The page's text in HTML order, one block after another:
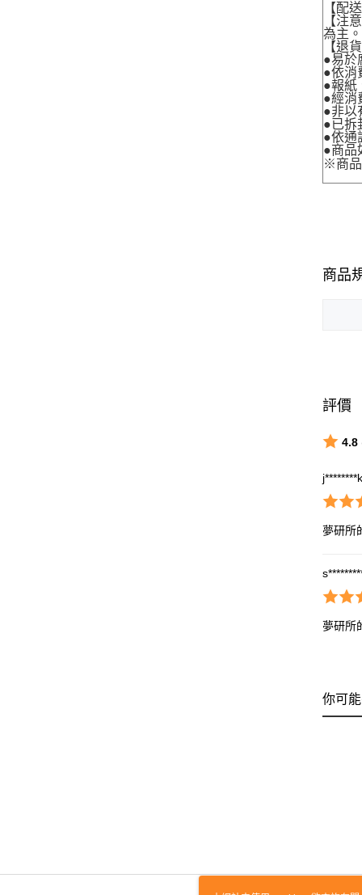
【配
【注
為主。
【退
●易於
●依消
●報紙
●經消
●非以
●已拆
●依通
●商品
※商品
商品
評價
4.8
夢研所
夢研所
你可